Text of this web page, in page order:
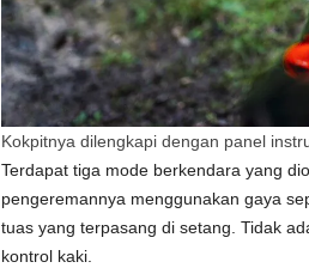
Kokpitnya dilengkapi dengan panel
Terdapat tiga mode berkendara yang
pengeremannya menggunakan gaya
tuas yang terpasang di setang. Tidak
kontrol kaki.